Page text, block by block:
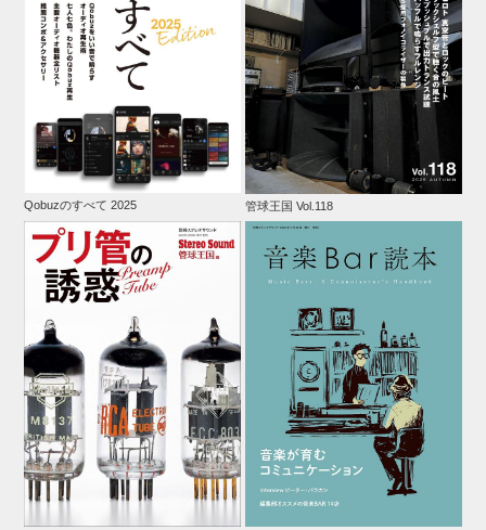
Qobuzのすべて 2025 管球王国 Vol.118